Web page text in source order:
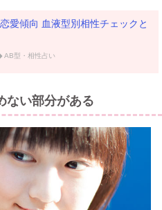
愛傾向 血液型別相性チェックと
AB型・相性占い
い部分がある